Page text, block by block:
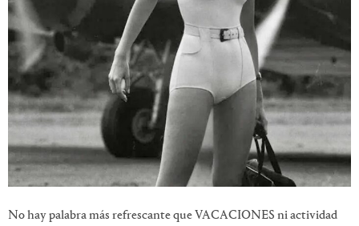
No hay palabra más refrescante que VACACIONES ni actividad